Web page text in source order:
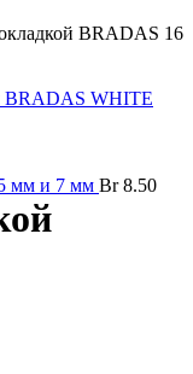
BRADAS 16
BRADAS WHITE
мм и 7 мм Br8.50